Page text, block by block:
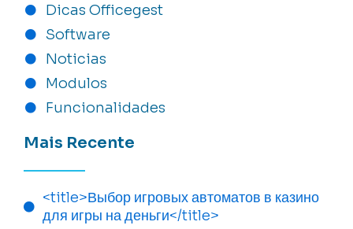
Dicas Officegest
Software
Noticias
Modulos
Funcionalidades
Mais Recente
<title>Выбор игровых автоматов в казино
для игры на деньги</title>